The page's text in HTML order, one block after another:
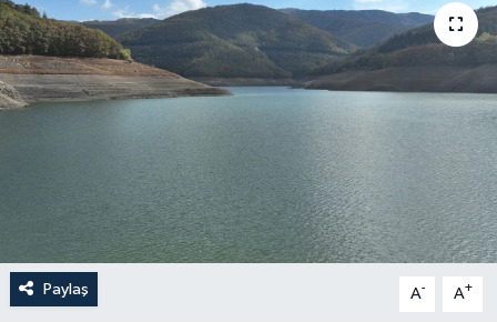
Paylaş A- A+
Anali̇z
Bi̇li̇m & Teknoloji̇